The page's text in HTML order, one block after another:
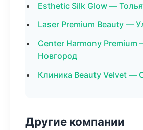
Esthetic Silk Glow —
Laser Premium Beauty —
Center Harmony
Новгород
Клиника Beauty Velvet —
Другие компании